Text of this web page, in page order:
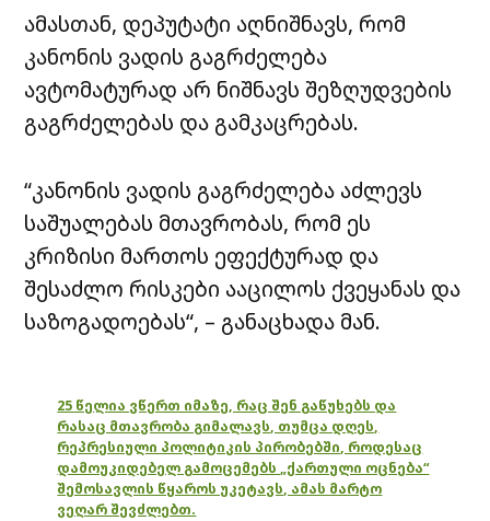
ამასთან, დეპუტატი აღნიშნავს, რომ
კანონის ვადის გაგრძელება
ავტომატურად არ ნიშნავს შეზღუდვების
გაგრძელებას და გამკაცრებას.
“კანონის ვადის გაგრძელება აძლევს
საშუალებას მთავრობას, რომ ეს
კრიზისი მართოს ეფექტურად და
შესაძლო რისკები ააცილოს ქვეყანას და
საზოგადოებას“, – განაცხადა მან.
25 წელია ვწერთ იმაზე, რაც შენ გაწუხებს და
რასაც მთავრობა გიმალავს, თუმცა დღეს,
რეპრესიული პოლიტიკის პირობებში, როდესაც
დამოუკიდებელ გამოცემებს „ქართული ოცნება“
შემოსავლის წყაროს უკეტავს, ამას მარტო
ვეღარ შევძლებთ.